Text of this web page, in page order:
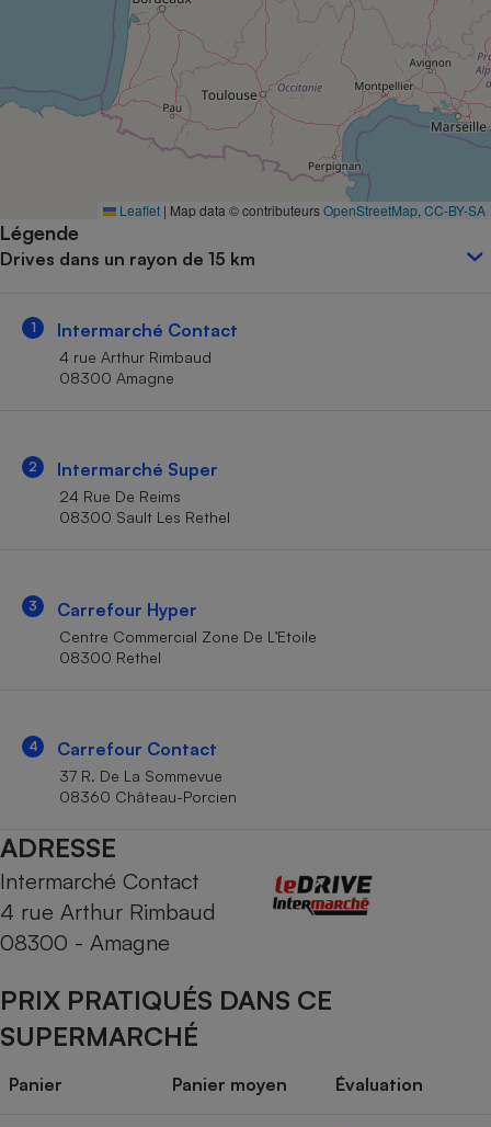
Leaflet | Map data © contributeursOpenStreetMap CC-BY-SA
Légende
Drives dans un rayon de 15 km
1 Intermarché Contact
4 rue Arthur Rimbaud
08300 Amagne
2 Intermarché Super
24 Rue De Reims
08300 Sault Les Rethel
3 Carrefour Hyper
Centre Commercial Zone De L’Etoile
08300 Rethel
4 Carrefour Contact
37 R. De La Sommevue
08360 Château-Porcien
ADRESSE
Intermarché Contact
4 rue Arthur Rimbaud
08300 - Amagne
PRIX PRATIQUÉS DANS CE
SUPERMARCHÉ
Panier Panier moyen Évaluation
Complément
alimentaire
Assurance emprunteur
Banque
Petit électroménager -
Matelas
Mutuelle